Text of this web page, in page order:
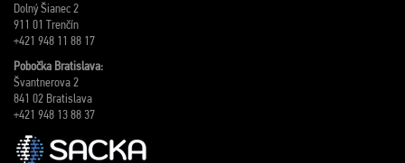
Dolný Šianec 2
911 01 Trenčín
+421 948 11 88 17
Pobočka Bratislava:
Švantnerova 2
841 02 Bratislava
+421 948 13 88 37